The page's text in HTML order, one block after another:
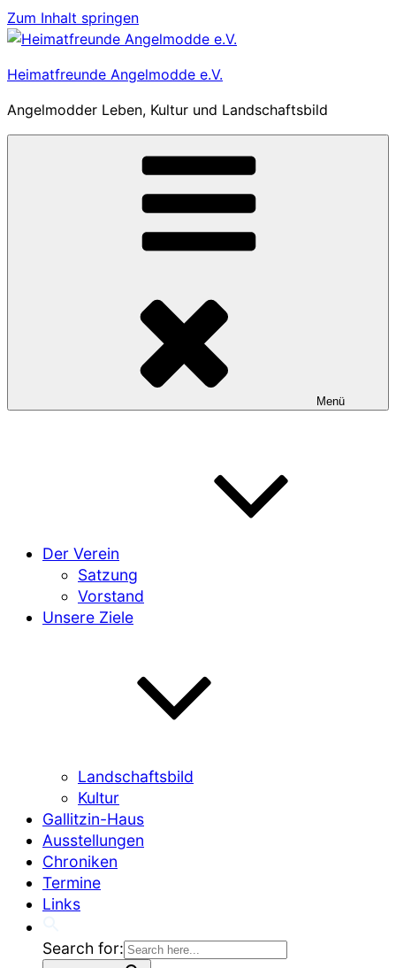
Zum Inhalt springen
Heimatfreunde Angelmodde e.V.
Angelmodder Leben, Kultur und Landschaftsbild
Menü
Der Verein
Satzung
Vorstand
Unsere Ziele
Landschaftsbild
Kultur
Gallitzin-Haus
Ausstellungen
Chroniken
Termine
Links
Search for: